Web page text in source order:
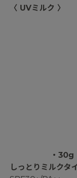
〈 UVミルク 〉
・30g
しっとりミルクタ